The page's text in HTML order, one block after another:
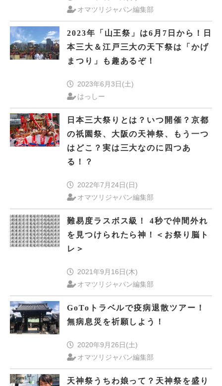
オマツリジャパン編集部
2023年「山王祭」は6月7日から！日
本三大＆江戸三大の天下祭は「かげ
まつり」も趣あるぞ！
2023年6月3日(土)
はっしー
日本三大祭りとは？いつ開催？京都
の祇園祭、大阪の天神祭、もう一つ
はどこ？実は三大なのに四つあ
る！？
2022年7月24日(日)
オマツリジャパン編集部
難易度ラスボス級！ 4秒で仲間外れ
を見つけられたら神！＜お祭り脳ト
レ＞
2021年9月16日(木)
オマツリジャパン編集部
GoToトラベルで疫病退散ツアー！
無病息災を祈願しよう！
2020年9月26日(土)
オマツリジャパン編集部
天神祭うちわ娘って？天神祭を盛り